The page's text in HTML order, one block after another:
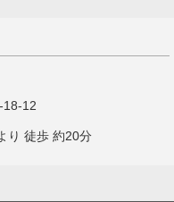
18-12
り 徒歩 約20分